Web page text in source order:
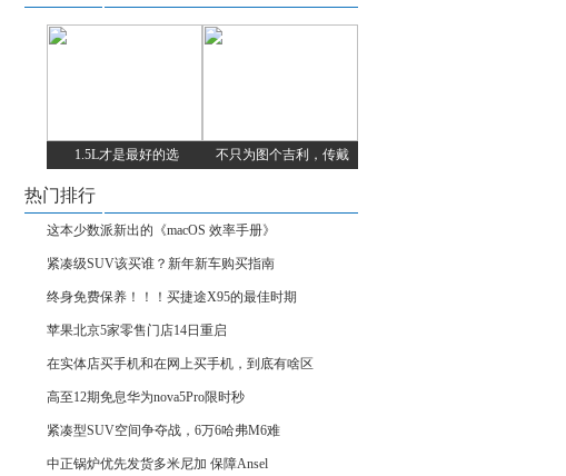
1.5L才是最好的选 不只为图个吉利，传戴
热门排行
这本少数派新出的《macOS 效率手册》
紧凑级SUV该买谁？新年新车购买指南
终身免费保养！！！买捷途X95的最佳时期
苹果北京5家零售门店14日重启
在实体店买手机和在网上买手机，到底有啥区
高至12期免息华为nova5Pro限时秒
紧凑型SUV空间争夺战，6万6哈弗M6难
中正锅炉优先发货多米尼加 保障Ansel